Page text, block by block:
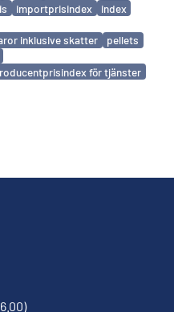
importprisindex
index
inklusive skatter
pellets
för tjänster